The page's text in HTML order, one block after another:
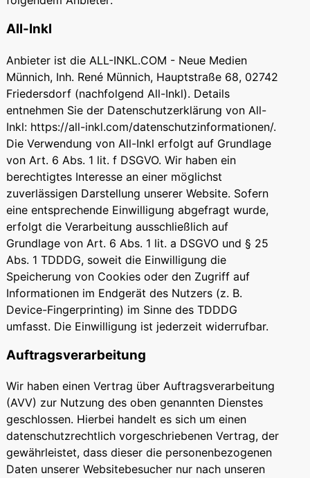
All-Inkl
Anbieter ist die ALL-INKL.COM - Neue Medien
Münnich, Inh. René Münnich, Hauptstraße 68, 02742
Friedersdorf (nachfolgend All-Inkl). Details
entnehmen Sie der Datenschutzerklärung von All-
Inkl: https://all-inkl.com/datenschutzinformationen/.
Die Verwendung von All-Inkl erfolgt auf Grundlage
von Art. 6 Abs. 1 lit. f DSGVO. Wir haben ein
berechtigtes Interesse an einer möglichst
zuverlässigen Darstellung unserer Website. Sofern
eine entsprechende Einwilligung abgefragt wurde,
erfolgt die Verarbeitung ausschließlich auf
Grundlage von Art. 6 Abs. 1 lit. a DSGVO und § 25
Abs. 1 TDDDG, soweit die Einwilligung die
Speicherung von Cookies oder den Zugriff auf
Informationen im Endgerät des Nutzers (z. B.
Device-Fingerprinting) im Sinne des TDDDG
umfasst. Die Einwilligung ist jederzeit widerrufbar.
Auftragsverarbeitung
Wir haben einen Vertrag über Auftragsverarbeitung
(AVV) zur Nutzung des oben genannten Dienstes
geschlossen. Hierbei handelt es sich um einen
datenschutzrechtlich vorgeschriebenen Vertrag, der
gewährleistet, dass dieser die personenbezogenen
Daten unserer Websitebesucher nur nach unseren